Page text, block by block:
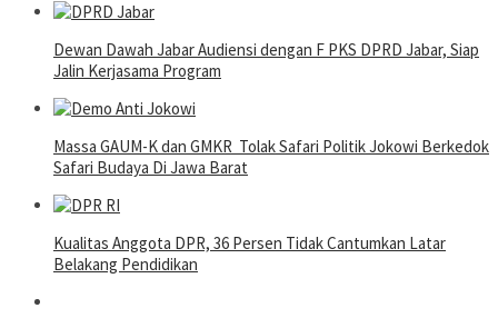
Dewan Dawah Jabar Audiensi dengan F PKS DPRD Jabar, Siap
Jalin Kerjasama Program
Massa GAUM-K dan GMKR Tolak Safari Politik Jokowi Berkedok
Safari Budaya Di Jawa Barat
Kualitas Anggota DPR, 36 Persen Tidak Cantumkan Latar
Belakang Pendidikan